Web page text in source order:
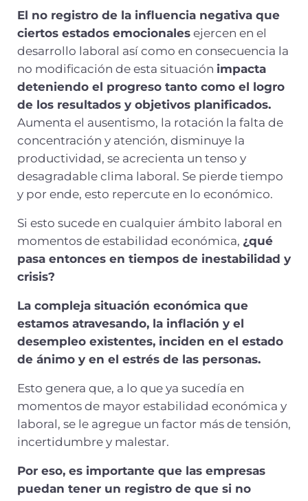
El no registro de la influencia negativa que
ciertos estados emocionalesejercen en el
desarrollo laboral así como en consecuencia la
no modificación de esta situación impacta
deteniendo el progreso tanto como el logro
de los resultados y objetivos planificados.
Aumenta el ausentismo, la rotación la falta de
concentración y atención, disminuye la
productividad, se acrecienta un tenso y
desagradable clima laboral. Se pierde tiempo
y por ende, esto repercute en lo económico.
Si esto sucede en cualquier ámbito laboral en
momentos de estabilidad económica, ¿qué
pasa entonces en tiempos de inestabilidad y
crisis?
La compleja situación económica que
estamos atravesando, la inflación y el
desempleo existentes, inciden en el estado
de ánimo y en el estrés de las personas.
Esto genera que, a lo que ya sucedía en
momentos de mayor estabilidad económica y
laboral, se le agregue un factor más de tensión,
incertidumbre y malestar.
Por eso, es importante que las empresas
puedan tener un registro de que si no